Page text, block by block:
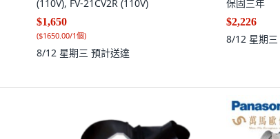
(110V), FV-21CV2R (110V)
$1,650
($1650.00/1個)
8/12 星期三 預計送達
保固三年
$2,226
8/12 星期三